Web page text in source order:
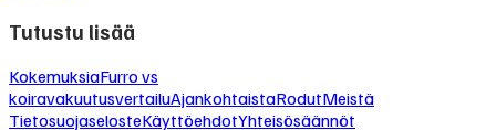
Tutustu lisää
KokemuksiaFurro vs
koiravakuutusvertailuAjankohtaistaRodutMeistä
TietosuojaselosteKäyttöehdotYhteisösäännöt